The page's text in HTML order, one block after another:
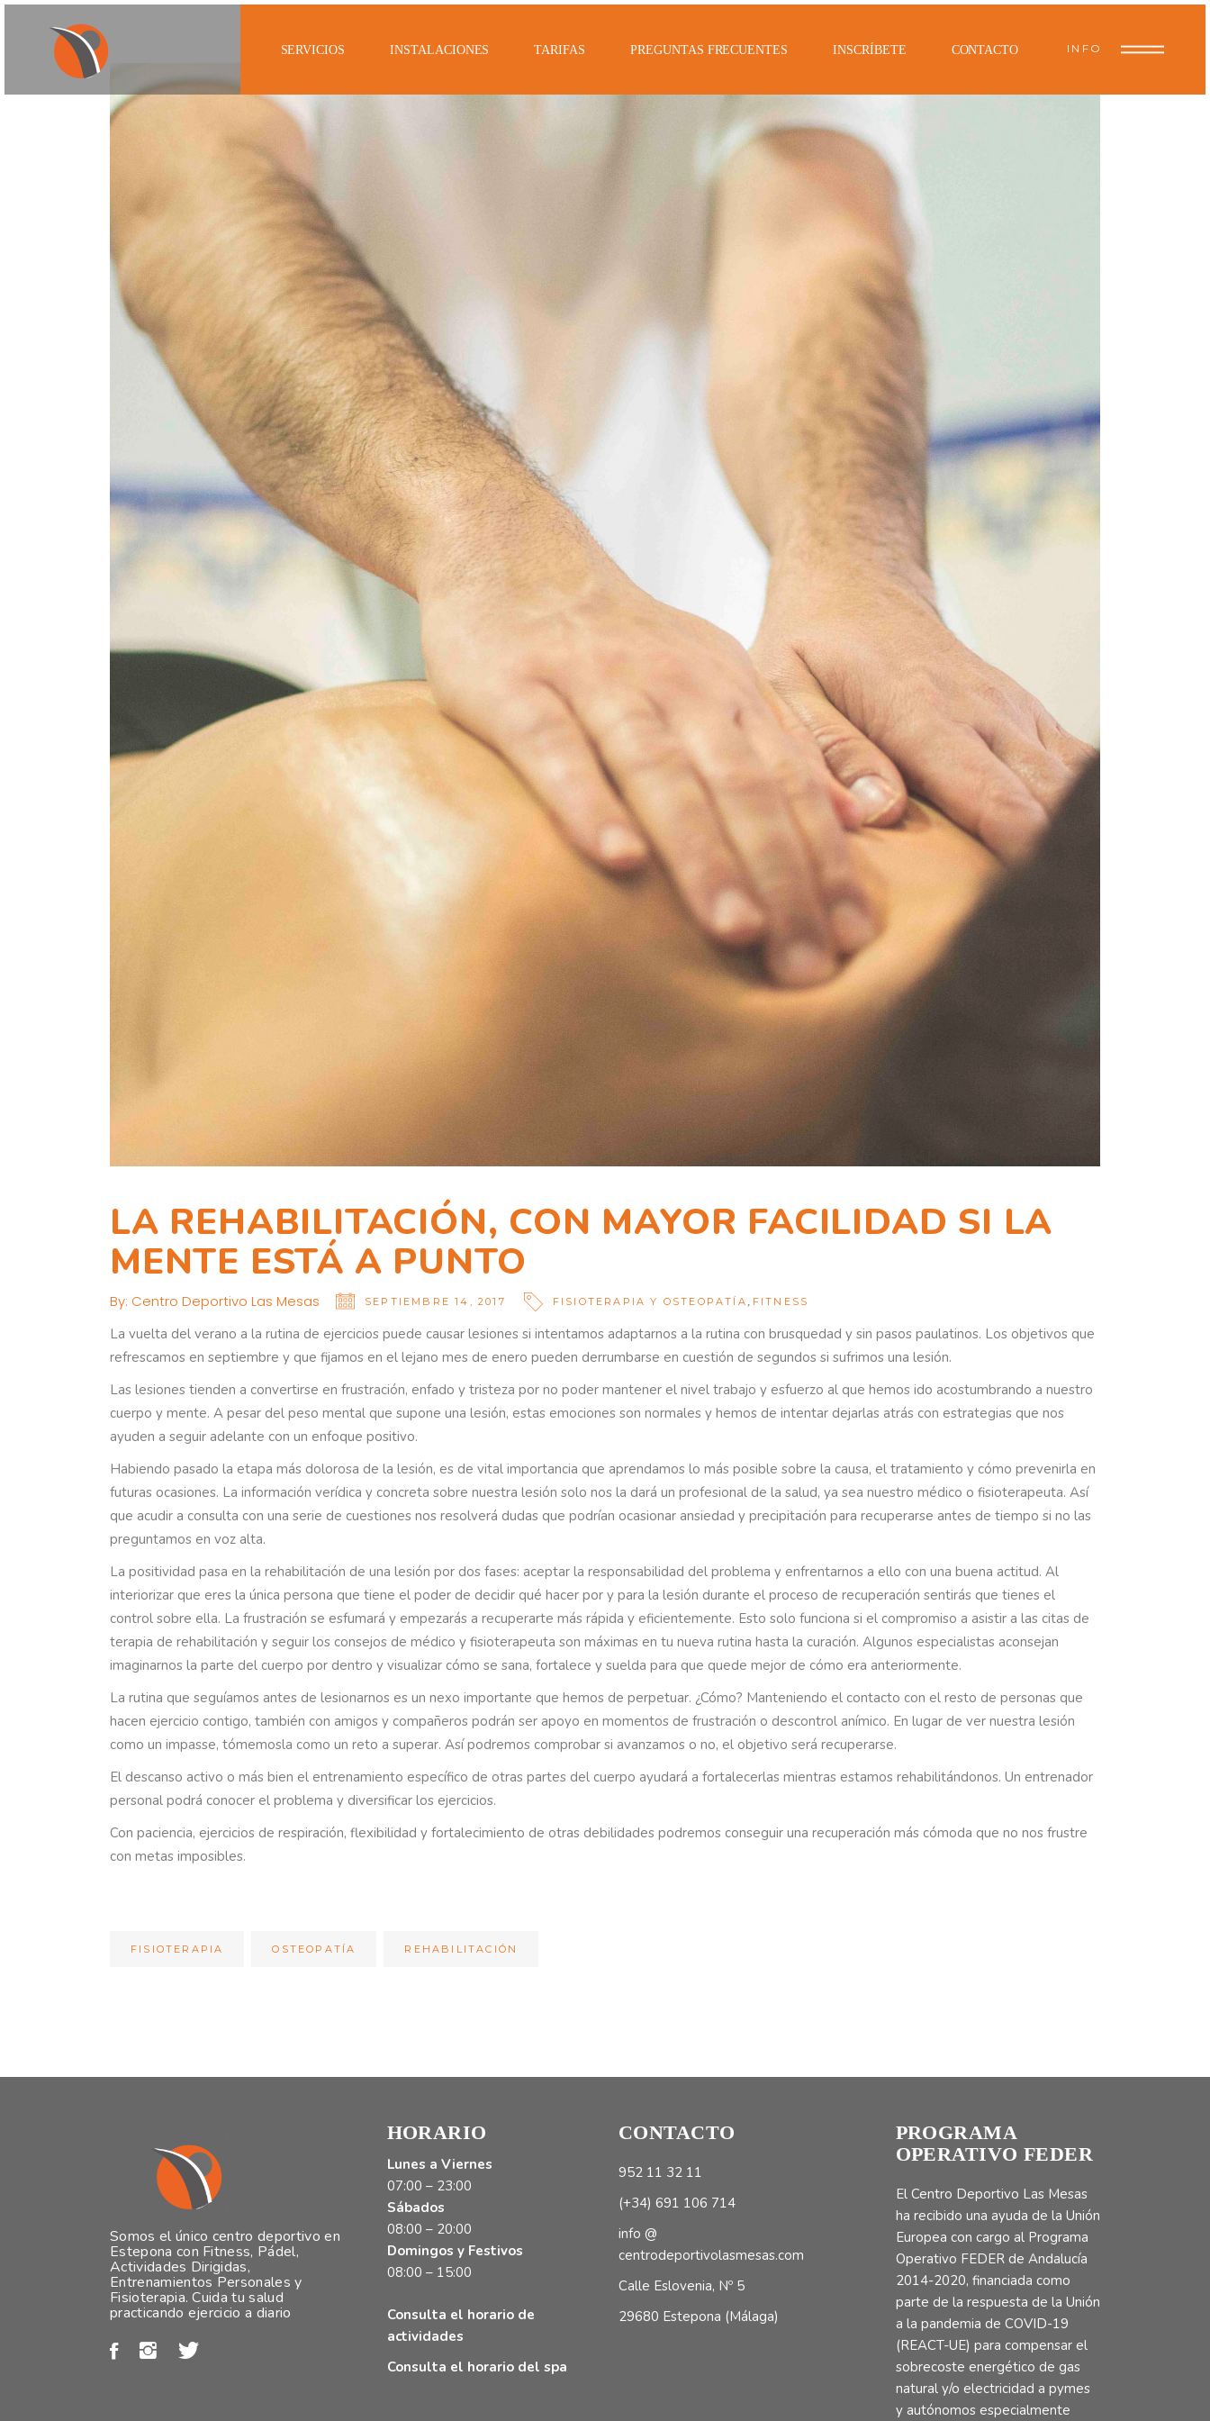
SERVICIOS INSTALACIONES TARIFAS PREGUNTAS FRECUENTES INSCRÍBETE CONTACTO INFO
LA REHABILITACIÓN, CON MAYOR FACILIDAD SI LA
MENTE ESTÁ A PUNTO
By: Centro Deportivo Las Mesas SEPTIEMBRE 14, 2017 FISIOTERAPIA Y OSTEOPATÍA FITNESS
La vuelta del verano a la rutina de ejercicios puede causar lesiones si intentamos adaptarnos a la rutina con brusquedad y sin pasos paulatinos. Los objetivos que
refrescamos en septiembre y que fijamos en el lejano mes de enero pueden derrumbarse en cuestión de segundos si sufrimos una lesión.
Las lesiones tienden a convertirse en frustración, enfado y tristeza por no poder mantener el nivel trabajo y esfuerzo al que hemos ido acostumbrando a nuestro
cuerpo y mente. A pesar del peso mental que supone una lesión, estas emociones son normales y hemos de intentar dejarlas atrás con estrategias que nos
ayuden a seguir adelante con un enfoque positivo.
Habiendo pasado la etapa más dolorosa de la lesión, es de vital importancia que aprendamos lo más posible sobre la causa, el tratamiento y cómo prevenirla en
futuras ocasiones. La información verídica y concreta sobre nuestra lesión solo nos la dará un profesional de la salud, ya sea nuestro médico o fisioterapeuta. Así
que acudir a consulta con una serie de cuestiones nos resolverá dudas que podrían ocasionar ansiedad y precipitación para recuperarse antes de tiempo si no las
preguntamos en voz alta.
La positividad pasa en la rehabilitación de una lesión por dos fases: aceptar la responsabilidad del problema y enfrentarnos a ello con una buena actitud. Al
interiorizar que eres la única persona que tiene el poder de decidir qué hacer por y para la lesión durante el proceso de recuperación sentirás que tienes el
control sobre ella. La frustración se esfumará y empezarás a recuperarte más rápida y eficientemente. Esto solo funciona si el compromiso a asistir a las citas de
terapia de rehabilitación y seguir los consejos de médico y fisioterapeuta son máximas en tu nueva rutina hasta la curación. Algunos especialistas aconsejan
imaginarnos la parte del cuerpo por dentro y visualizar cómo se sana, fortalece y suelda para que quede mejor de cómo era anteriormente.
La rutina que seguíamos antes de lesionarnos es un nexo importante que hemos de perpetuar. ¿Cómo? Manteniendo el contacto con el resto de personas que
hacen ejercicio contigo, también con amigos y compañeros podrán ser apoyo en momentos de frustración o descontrol anímico. En lugar de ver nuestra lesión
como un impasse, tómemosla como un reto a superar. Así podremos comprobar si avanzamos o no, el objetivo será recuperarse.
El descanso activo o más bien el entrenamiento específico de otras partes del cuerpo ayudará a fortalecerlas mientras estamos rehabilitándonos. Un entrenador
personal podrá conocer el problema y diversificar los ejercicios.
Con paciencia, ejercicios de respiración, flexibilidad y fortalecimiento de otras debilidades podremos conseguir una recuperación más cómoda que no nos frustre
con metas imposibles.
FISIOTERAPIA OSTEOPATÍA REHABILITACIÓN
Somos el único centro deportivo en
Estepona con Fitness, Pádel,
Actividades Dirigidas,
Entrenamientos Personales y
Fisioterapia. Cuida tu salud
practicando ejercicio a diario
HORARIO
Lunes a Viernes
07:00 – 23:00
Sábados
08:00 – 20:00
Domingos y Festivos
08:00 – 15:00
Consulta el horario de
actividades
Consulta el horario del spa
CONTACTO
952 11 32 11
(+34) 691 106 714
info @
centrodeportivolasmesas.com
Calle Eslovenia, Nº 5
29680 Estepona (Málaga)
PROGRAMA
OPERATIVO FEDER
El Centro Deportivo Las Mesas
ha recibido una ayuda de la Unión
Europea con cargo al Programa
Operativo FEDER de Andalucía
2014-2020, financiada como
parte de la respuesta de la Unión
a la pandemia de COVID-19
(REACT-UE) para compensar el
sobrecoste energético de gas
natural y/o electricidad a pymes
y autónomos especialmente